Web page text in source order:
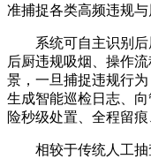
准捕捉各类高频违规与
系统可自主识别
后厨违规吸烟、操作
景，一旦捕捉违规行
生成智能巡检日志、
险秒级处置、全程留痕
相较于传统人工